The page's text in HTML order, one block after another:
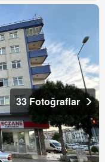
33 Fotoğraflar